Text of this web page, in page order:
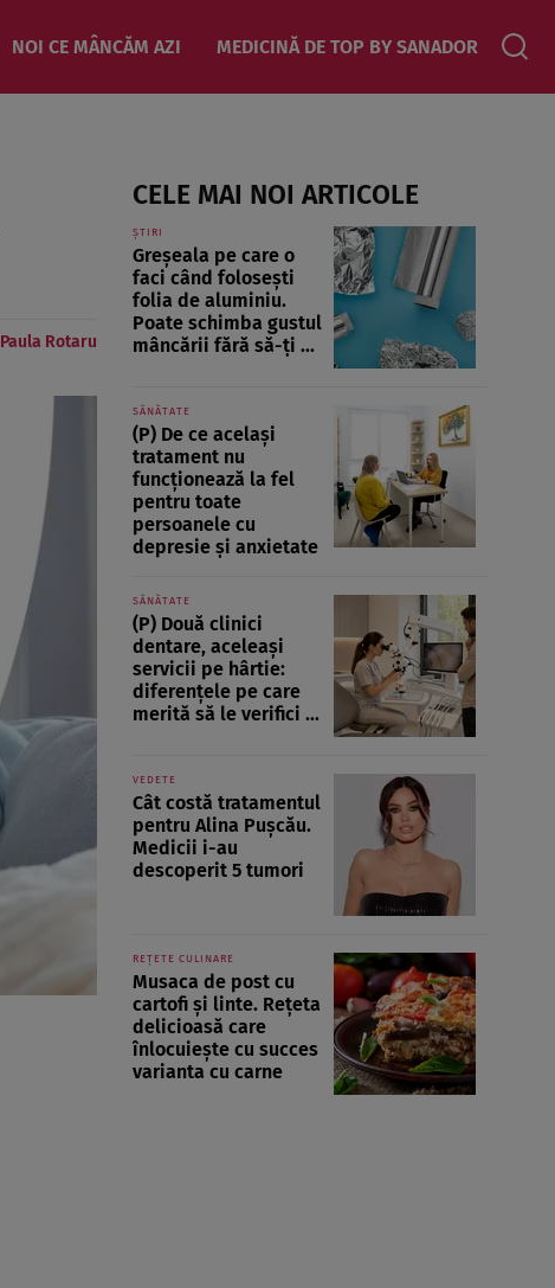
NOI CE MÂNCĂM AZI MEDICINĂ DE TOP BY SANADOR
Paula Rotaru
CELE MAI NOI ARTICOLE
ȘTIRI
Greșeala pe care o
faci când folosești
folia de aluminiu.
Poate schimba gustul
mâncării fără să-ți ...
SĂNĂTATE
(P) De ce același
tratament nu
funcționează la fel
pentru toate
persoanele cu
depresie și anxietate
SĂNĂTATE
(P) Două clinici
dentare, aceleași
servicii pe hârtie:
diferențele pe care
merită să le verifici ...
VEDETE
Cât costă tratamentul
pentru Alina Pușcău.
Medicii i-au
descoperit 5 tumori
REȚETE CULINARE
Musaca de post cu
cartofi și linte. Rețeta
delicioasă care
înlocuiește cu succes
varianta cu carne